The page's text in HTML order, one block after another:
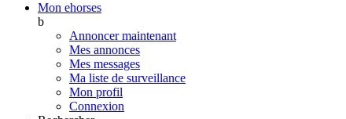
Mon ehorses
b
Annoncer maintenant
Mes annonces
Mes messages
Ma liste de surveillance
Mon profil
Connexion